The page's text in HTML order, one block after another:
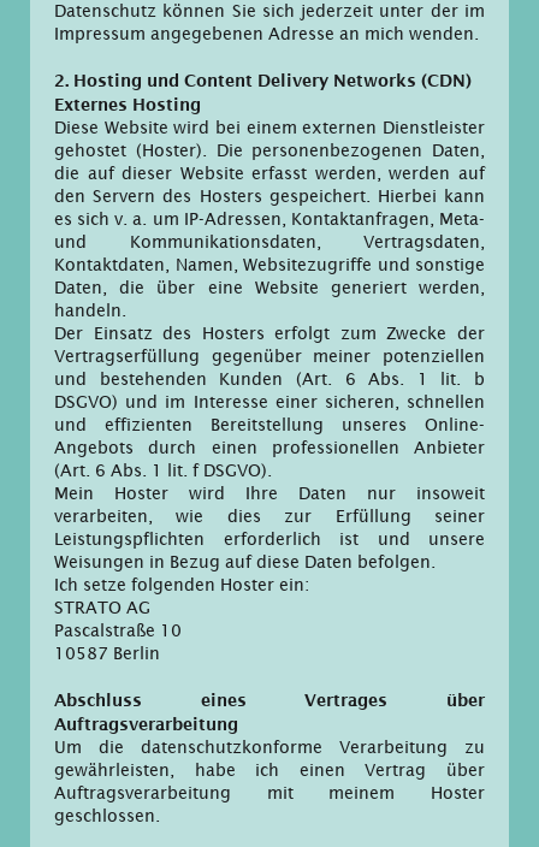
Datenschutz können Sie sich jederzeit unter der im
Impressum angegebenen Adresse an mich wenden.
2. Hosting und Content Delivery Networks (CDN)
Externes Hosting
Diese Website wird bei einem externen Dienstleister
gehostet (Hoster). Die personenbezogenen Daten,
die auf dieser Website erfasst werden, werden auf
den Servern des Hosters gespeichert. Hierbei kann
es sich v. a. um IP-Adressen, Kontaktanfragen, Meta-
und Kommunikationsdaten, Vertragsdaten,
Kontaktdaten, Namen, Websitezugriffe und sonstige
Daten, die über eine Website generiert werden,
handeln.
Der Einsatz des Hosters erfolgt zum Zwecke der
Vertragserfüllung gegenüber meiner potenziellen
und bestehenden Kunden (Art. 6 Abs. 1 lit. b
DSGVO) und im Interesse einer sicheren, schnellen
und effizienten Bereitstellung unseres Online-
Angebots durch einen professionellen Anbieter
(Art. 6 Abs. 1 lit. f DSGVO).
Mein Hoster wird Ihre Daten nur insoweit
verarbeiten, wie dies zur Erfüllung seiner
Leistungspflichten erforderlich ist und unsere
Weisungen in Bezug auf diese Daten befolgen.
Ich setze folgenden Hoster ein:
STRATO AG
Pascalstraße 10
10587 Berlin
Abschluss eines Vertrages über
Auftragsverarbeitung
Um die datenschutzkonforme Verarbeitung zu
gewährleisten, habe ich einen Vertrag über
Auftragsverarbeitung mit meinem Hoster
geschlossen.